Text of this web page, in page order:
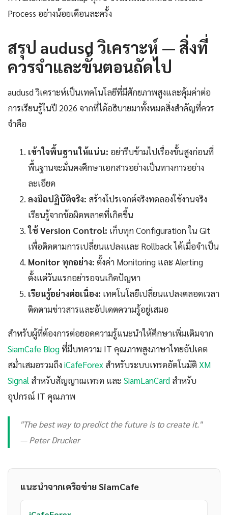
Process อย่างน้อยเดือนละครั้ง
สรุป audusd วิเคราะห์ — สิ่งที่
ควรจำและขั้นตอนถัดไป
audusd วิเคราะห์เป็นเทคโนโลยีที่มีศักยภาพสูงและคุ้มค่าต่อ
การเรียนรู้ในปี 2026 จากที่ได้อธิบายมาทั้งหมดสิ่งสำคัญที่ควร
จำคือ
เข้าใจพื้นฐานให้แน่น: อย่ารีบข้ามไปเรื่องขั้นสูงก่อนที่
พื้นฐานจะมั่นคงศึกษาเอกสารอย่างเป็นทางการอย่าง
ละเอียด
ลงมือปฏิบัติจริง: สร้างโปรเจกต์จริงทดลองใช้งานจริง
เรียนรู้จากข้อผิดพลาดที่เกิดขึ้น
ใช้ Version Control: เก็บทุก Configuration ใน Git
เพื่อติดตามการเปลี่ยนแปลงและ Rollback ได้เมื่อจำเป็น
Monitor ทุกอย่าง: ตั้งค่า Monitoring และ Alerting
ตั้งแต่วันแรกอย่ารอจนเกิดปัญหา
เรียนรู้อย่างต่อเนื่อง: เทคโนโลยีเปลี่ยนแปลงตลอดเวลา
ติดตามข่าวสารและอัปเดตความรู้อยู่เสมอ
สำหรับผู้ที่ต้องการต่อยอดความรู้แนะนำให้ศึกษาเพิ่มเติมจาก
SiamCafe Blogที่มีบทความ IT คุณภาพสูงภาษาไทยอัปเดต
สม่ำเสมอรวมถึงiCafeForex สำหรับระบบเทรดอัตโนมัติ XM
Signal สำหรับสัญญาณเทรด และ SiamLanCard สำหรับ
อุปกรณ์ IT คุณภาพ
"The best way to predict the future is to create it."
— Peter Drucker
แนะนำจากเครือข่าย SiamCafe